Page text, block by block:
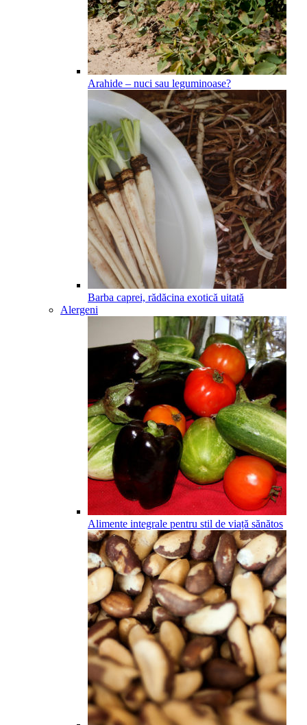
Arahide – nuci sau leguminoase?
Barba caprei, rădăcina exotică uitată
Alergeni
Alimente integrale pentru stil de viață sănătos